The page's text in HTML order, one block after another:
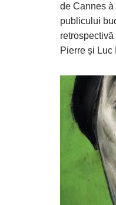
de Cannes à
publicului
Pierre și Luc